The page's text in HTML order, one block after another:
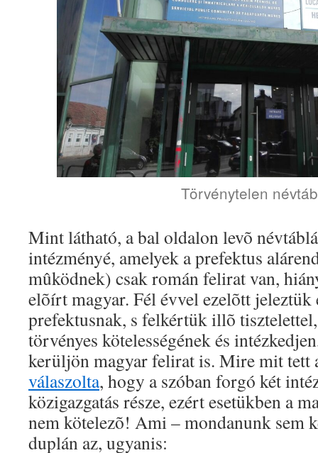
Törvénytelen
Mint látható, a bal oldalon levõ
intézményé, amelyek a prefektus
mûködnek) csak román felirat van,
elõírt magyar. Fél évvel ezelõtt jeleztük
prefektusnak, s felkértük illõ
törvényes kötelességének és
kerüljön magyar felirat is. Mire mit tett
válaszolta, hogy a szóban forgó két
közigazgatás része, ezért esetükben a
nem kötelezõ! Ami – mondanunk sem
duplán az, ugyanis: